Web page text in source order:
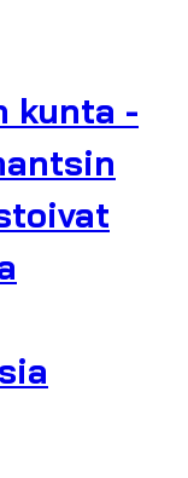
kunta -